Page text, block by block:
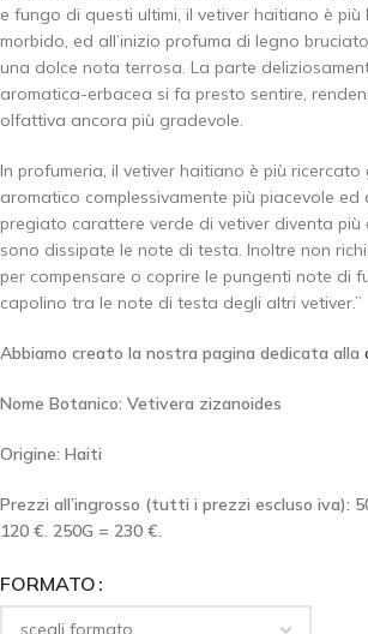
e fungo di questi ultimi, il vetiver haitiano è più
morbido, ed all’inizio profuma di legno
una dolce nota terrosa. La parte
aromatica-erbacea si fa presto sentire,
olfattiva ancora più gradevole.
In profumeria, il vetiver haitiano è più
aromatico complessivamente più piacevole ed
pregiato carattere verde di vetiver diventa più
sono dissipate le note di testa. Inoltre non
per compensare o coprire le pungenti note di
capolino tra le note di testa degli altri vetiver.”
Abbiamo creato la nostra pagina dedicata alla
Nome Botanico: Vetivera zizanoides
Origine: Haiti
Prezzi all’ingrosso (tutti i prezzi escluso iva):
120 €. 250G = 230 €.
FORMATO